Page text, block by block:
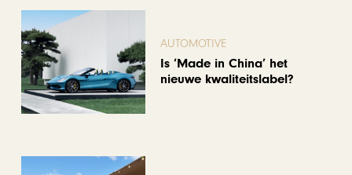
AUTOMOTIVE
Is ‘Made in China’ het
nieuwe kwaliteitslabel?